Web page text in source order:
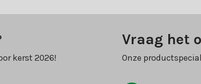
kerst 2026!
Vraag het
Onze